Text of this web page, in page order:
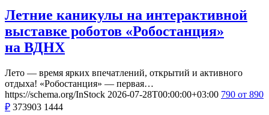
Летние каникулы на интерактивной
выставке роботов «Робостанция»
на ВДНХ
Лето — время ярких впечатлений, открытий и активного
отдыха! «Робостанция» — первая…
https://schema.org/InStock 2026-07-28T00:00:00+03:00 790 от 890
₽ 373903 1444